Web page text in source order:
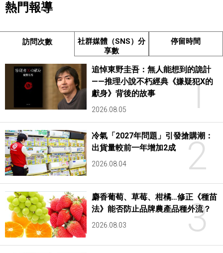
熱門報導
訪問次數
社群媒體（SNS）分
享數
停留時間
1
追悼東野圭吾：無人能想到的詭計
——推理小說不朽經典《嫌疑犯X的
獻身》背後的故事
2026.08.05
2
冷氣「2027年問題」引發搶購潮：
出貨量較前一年增加2成
2026.08.04
3
麝香葡萄、草莓、柑橘…修正《種苗
法》能否防止品牌農產品種外流？
2026.08.03